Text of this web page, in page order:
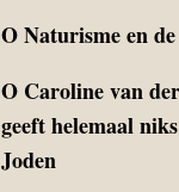
ONaturisme en
O Caroline van
geeft helemaal
Joden